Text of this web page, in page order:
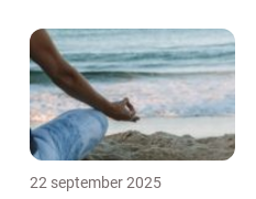
22 september 2025